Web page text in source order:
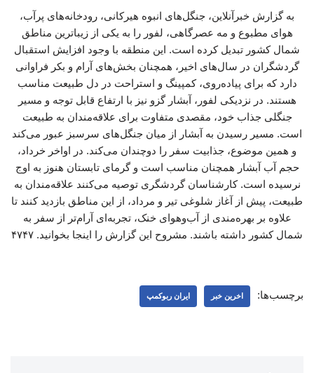
به گزارش خبرآنلاین، جنگل‌های انبوه هیرکانی، رودخانه‌های پرآب،
هوای مطبوع و مه عصرگاهی، لفور را به یکی از زیباترین مناطق
شمال کشور تبدیل کرده است. این منطقه با وجود افزایش استقبال
گردشگران در سال‌های اخیر، همچنان بخش‌های آرام و بکر فراوانی
دارد که برای پیاده‌روی، کمپینگ و استراحت در دل طبیعت مناسب
هستند. در نزدیکی لفور، آبشار گزو نیز با ارتفاع قابل توجه و مسیر
جنگلی جذاب خود، مقصدی متفاوت برای علاقه‌مندان به طبیعت
است. مسیر رسیدن به آبشار از میان جنگل‌های سرسبز عبور می‌کند
و همین موضوع، جذابیت سفر را دوچندان می‌کند. در اواخر خرداد،
حجم آب آبشار همچنان مناسب است و گرمای تابستان هنوز به اوج
نرسیده است. کارشناسان گردشگری توصیه می‌کنند علاقه‌مندان به
طبیعت، پیش از آغاز شلوغی تیر و مرداد، از این مناطق بازدید کنند تا
علاوه بر بهره‌مندی از آب‌وهوای خنک، تجربه‌ای آرام‌تر از سفر به
شمال کشور داشته باشند. مشروح این گزارش را اینجا بخوانید. ۴۷۴۷
برچسب‌ها: اخرین خبر ایران ربوکمپ